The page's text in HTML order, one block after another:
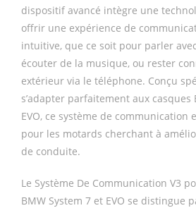
dispositif avancé intègre une
offrir une expérience de
intuitive, que ce soit pour parler
écouter de la musique, ou rester
extérieur via le téléphone. Conçu
s’adapter parfaitement aux casques
EVO, ce système de communication
pour les motards cherchant à
de conduite.
Le Système De Communication V3
BMW System 7 et EVO se distingue